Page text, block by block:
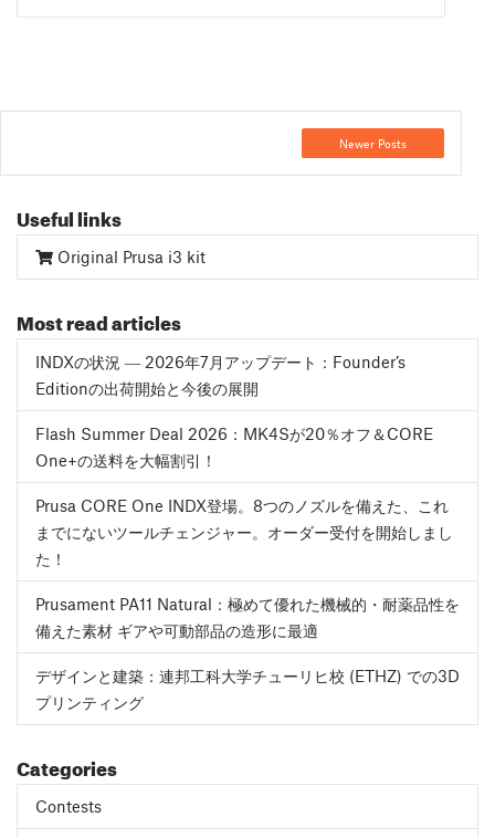
Newer Posts
Useful links
Original Prusa i3 kit
Most read articles
INDXの状況 ― 2026年7月アップデート：Founder’s
Editionの出荷開始と今後の展開
Flash Summer Deal 2026：MK4Sが20％オフ＆CORE
One+の送料を大幅割引！
Prusa CORE One INDX登場。8つのノズルを備えた、これ
までにないツールチェンジャー。オーダー受付を開始しまし
た！
Prusament PA11 Natural：極めて優れた機械的・耐薬品性を
備えた素材 ギアや可動部品の造形に最適
デザインと建築：連邦工科大学チューリヒ校 (ETHZ) での3D
プリンティング
Categories
Contests